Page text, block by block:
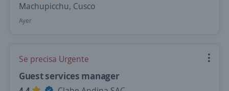
Machupicchu, Cusco
Ayer
Se precisa Urgente
Guest services manager